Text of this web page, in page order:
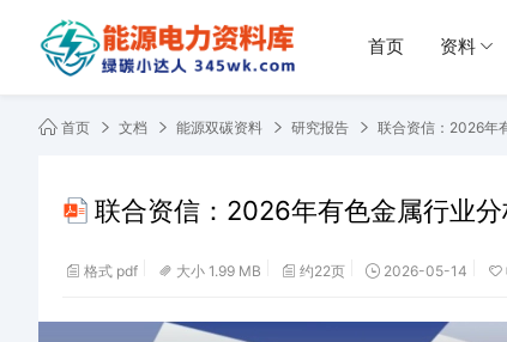
首页 资料
首页 文档 能源双碳资料 研究报告 联合资信：2026年
联合资信：2026年有色金属行业
格式 pdf 大小 1.99 MB 约22页 2026-05-14